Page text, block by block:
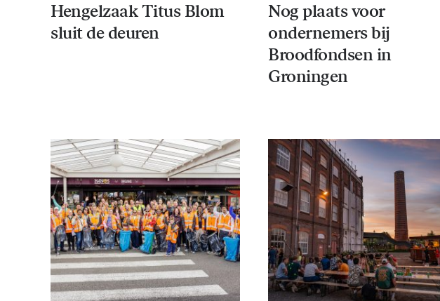
Hengelzaak Titus Blom
sluit de deuren
Nog plaats voor
ondernemers bij
Broodfondsen in
Groningen